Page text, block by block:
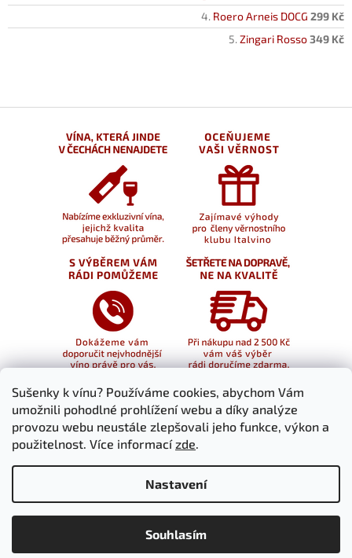
Sušenky k vínu? Používáme cookies, abychom Vám
umožnili pohodlné prohlížení webu a díky analýze
provozu webu neustále zlepšovali jeho funkce, výkon a
použitelnost. Více informacízde.
Nastavení
Souhlasím
Roero Arneis DOCG 299 Kč
Zingari Rosso349 Kč
Copyright 2026italvino.cz
Upravit nastavení cookies